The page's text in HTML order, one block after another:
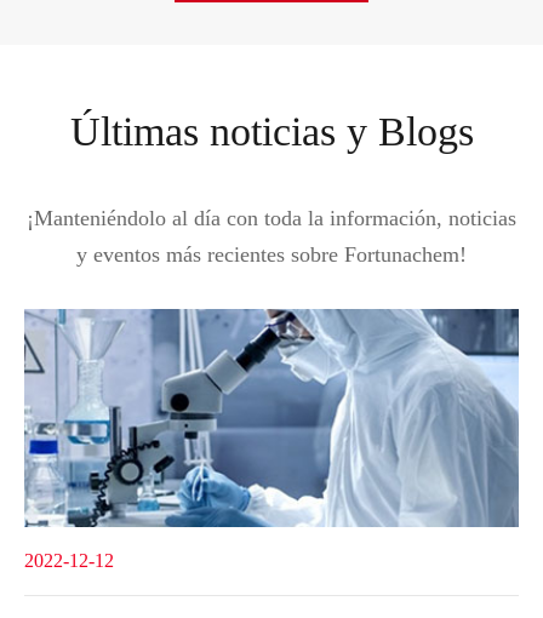
Últimas noticias y Blogs
¡Manteniéndolo al día con toda la información, noticias
y eventos más recientes sobre Fortunachem!
2022-12-12